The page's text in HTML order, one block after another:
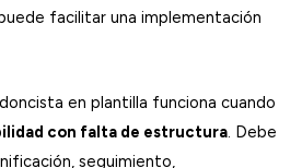
facilitar una implementación
en plantilla funciona cuando
con falta de estructura . Debe
seguimiento,